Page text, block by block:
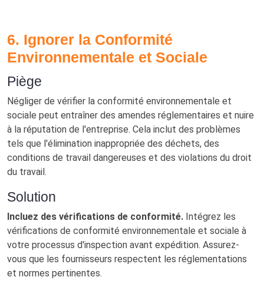
6. Ignorer la Conformité
Environnementale et Sociale
Piège
Négliger de vérifier la conformité environnementale et
sociale peut entraîner des amendes réglementaires et nuire
à la réputation de l'entreprise. Cela inclut des problèmes
tels que l'élimination inappropriée des déchets, des
conditions de travail dangereuses et des violations du droit
du travail.
Solution
Incluez des vérifications de conformité. Intégrez les
vérifications de conformité environnementale et sociale à
votre processus d'inspection avant expédition. Assurez-
vous que les fournisseurs respectent les réglementations
et normes pertinentes.